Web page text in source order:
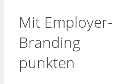
Mit Employer-
Branding
punkten